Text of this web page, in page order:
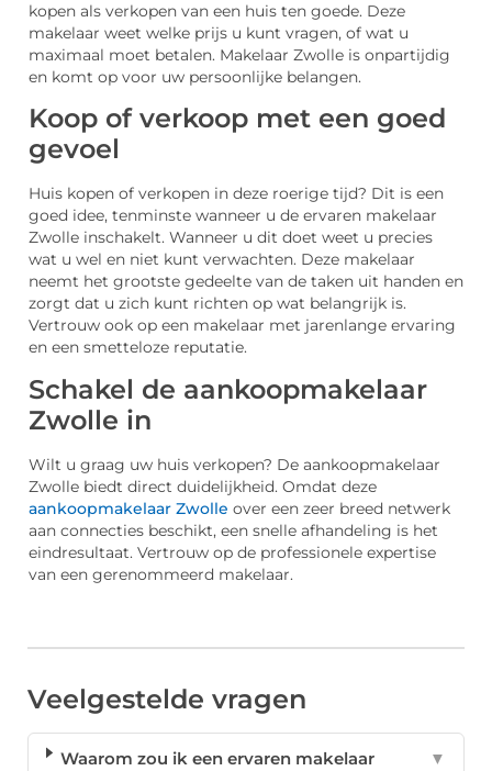
kopen als verkopen van een huis ten goede. Deze
makelaar weet welke prijs u kunt vragen, of wat u
maximaal moet betalen. Makelaar Zwolle is onpartijdig
en komt op voor uw persoonlijke belangen.
Koop of verkoop met een goed
gevoel
Huis kopen of verkopen in deze roerige tijd? Dit is een
goed idee, tenminste wanneer u de ervaren makelaar
Zwolle inschakelt. Wanneer u dit doet weet u precies
wat u wel en niet kunt verwachten. Deze makelaar
neemt het grootste gedeelte van de taken uit handen en
zorgt dat u zich kunt richten op wat belangrijk is.
Vertrouw ook op een makelaar met jarenlange ervaring
en een smetteloze reputatie.
Schakel de aankoopmakelaar
Zwolle in
Wilt u graag uw huis verkopen? De aankoopmakelaar
Zwolle biedt direct duidelijkheid. Omdat deze
aankoopmakelaar Zwolle over een zeer breed netwerk
aan connecties beschikt, een snelle afhandeling is het
eindresultaat. Vertrouw op de professionele expertise
van een gerenommeerd makelaar.
Veelgestelde vragen
Waarom zou ik een ervaren makelaar
▼